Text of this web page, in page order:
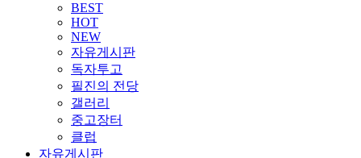
BEST
HOT
NEW
자유게시판
독자투고
필진의 전당
갤러리
중고장터
클럽
자유게시판